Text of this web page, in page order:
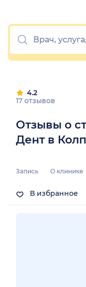
Отзывы о
Дент в
4.2
17 отзывов
Запись О клинике
В избранное